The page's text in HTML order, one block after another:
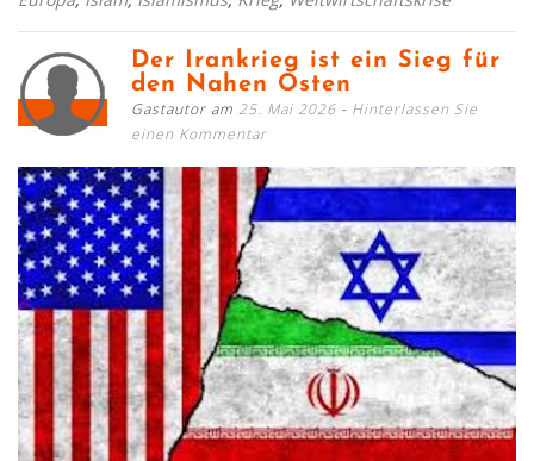
Der Irankrieg ist ein Sieg für
den Nahen Osten
Gastautor am 25. Mai 2026
Hinterlassen Sie
einen Kommentar